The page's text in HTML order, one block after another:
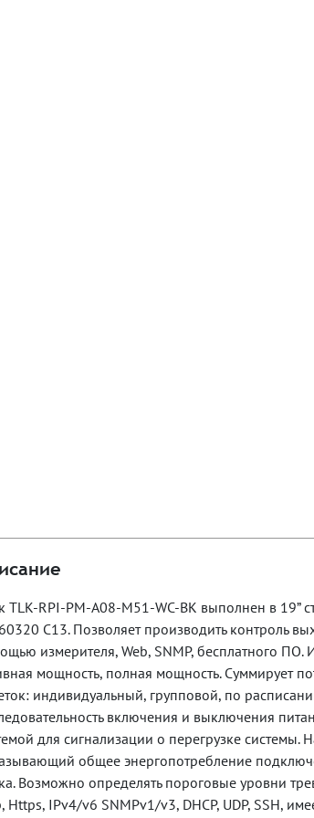
TLK-RPI-PM-A08-M51-WC-BK выполнен в 19”
C13. Позволяет производить контроль
измерителя, Web, SNMP, бесплатного
мощность, полная мощность. Суммирует
индивидуальный, групповой, по
включения и выключения
для сигнализации о перегрузке
общее энергопотребление
Возможно определять пороговые уровни
Https, IPv4/v6 SNMPv1/v3, DHCP, UDP, SSH,